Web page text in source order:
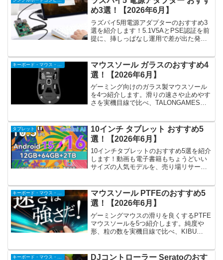
め3選！【2026年6月】
ラズパイ5用電源アダプターのおすすめ3
選を紹介します！5.1V5AとPSE認証を前
提に、挿しっぱなし運用で差が出た発熱
マウスソール ガラスのおすすめ4
選！【2026年6月】
ゲーミング向けのガラス製マウスソール
を4つ紹介します。滑りの速さや止めやす
さを実機目線で比べ、TALONGAMESや
タブレット
10インチ タブレット おすすめ5
選！【2026年6月】
10インチタブレットのおすすめ5選を紹介
します！動画も電子書籍もちょうどいい
サイズの人気モデルを、売り場リサーチ
キーボード・マウス・入力機器
マウスソール PTFEのおすすめ5
選！【2026年6月】
ゲーミングマウスの滑りを良くするPTFE
マウスソールを5つ紹介します。純度や
形、粒の数を実機目線で比べ、KIBU
キーボード・マウス・入力機器
DJコントローラー Seratoのおす